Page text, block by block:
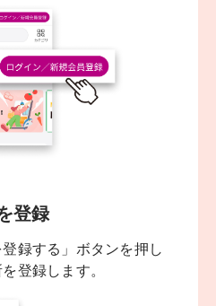
登録
登録する」ボタンを押し
登録します。